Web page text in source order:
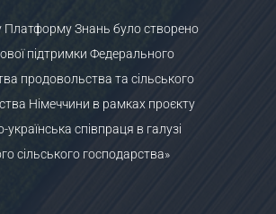
Платформу Знань було створено
підтримки Федерального
продовольства та сільського
Німеччини в рамках проєкту
українська співпраця в галузі
сільського господарства»